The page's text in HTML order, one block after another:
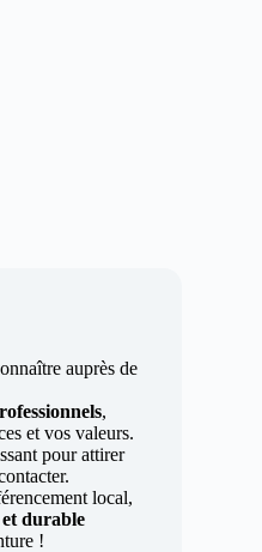
auprès de
,
et vos valeurs.
pour attirer
local,
et durable
!